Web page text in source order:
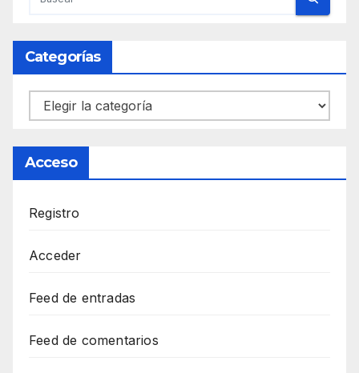
Categorías
Categorías
Acceso
Registro
Acceder
Feed de entradas
Feed de comentarios